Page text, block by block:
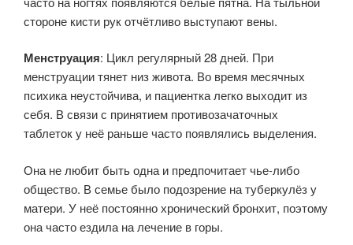
стороне кисти рук отчётливо выступают вены.
Менструация: Цикл регулярный 28 дней. При
менструации тянет низ живота. Во время месячных
психика неустойчива, и пациентка легко выходит из
себя. В связи с принятием противозачаточных
таблеток у неё раньше часто появлялись выделения.
Она не любит быть одна и предпочитает чье-либо
общество. В семье было подозрение на туберкулёз у
матери. У неё постоянно хронический бронхит, поэтому
она часто ездила на лечение в горы.